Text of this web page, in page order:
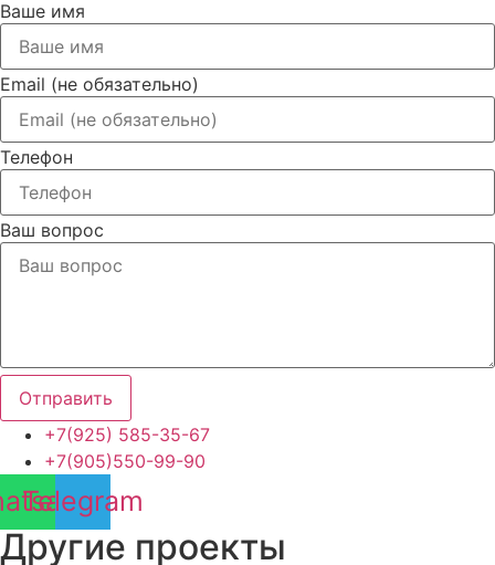
Ваше имя
Email (не обязательно)
Телефон
Ваш вопрос
Отправить
+7(925) 585-35-67
+7(905)550-99-90
Telegram
Другие проекты